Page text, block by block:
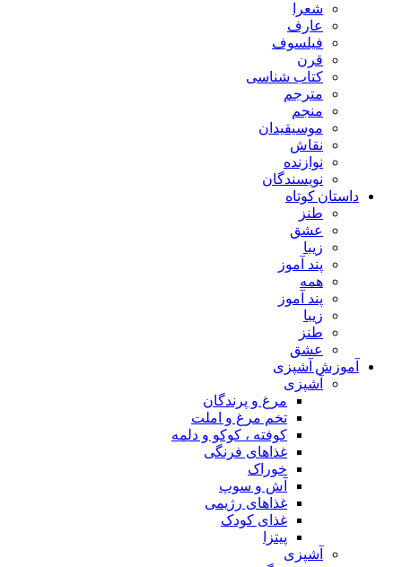
شعرا
عارف
فیلسوف
قرن
کتاب شناسی
مترجم
منجم
موسیقیدان
نقاش
نوازنده
نویسندگان
داستان کوتاه
طنز
عشق
زیبا
پند آموز
همه
پند آموز
زیبا
طنز
عشق
آموزش آشپزی
آشپزی
مرغ و پرندگان
تخم مرغ و املت
کوفته ، کوکو و دلمه
غذاهای فرنگی
خوراک
آش و سوپ
غذاهای رژیمی
غذای کودک
پیتزا
آشپزی